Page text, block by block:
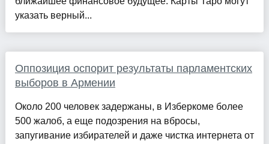
указать верный...
Оппозиция оспорит результаты парламентских
выборов в Армении
Около 200 человек задержаны, в Изберкоме более
500 жалоб, а еще подозрения на вбросы,
запугивание избирателей и даже чистка интернета от